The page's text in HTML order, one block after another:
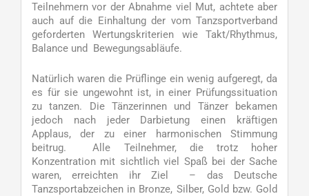
Teilnehmern vor der Abnahme viel Mut, achtete aber
auch auf die Einhaltung der vom Tanzsportverband
geforderten Wertungskriterien wie Takt/Rhythmus,
Balance und Bewegungsabläufe.
Natürlich waren die Prüflinge ein wenig aufgeregt, da
es für sie ungewohnt ist, in einer Prüfungssituation
zu tanzen. Die Tänzerinnen und Tänzer bekamen
jedoch nach jeder Darbietung einen kräftigen
Applaus, der zu einer harmonischen Stimmung
beitrug. Alle Teilnehmer, die trotz hoher
Konzentration mit sichtlich viel Spaß bei der Sache
waren, erreichten ihr Ziel – das Deutsche
Tanzsportabzeichen in Bronze, Silber, Gold bzw. Gold